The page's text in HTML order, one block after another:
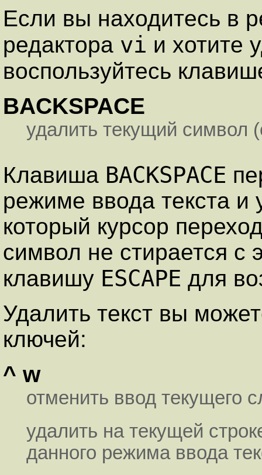
Если вы находитесь в
редактора vi и хотите
воспользуйтесь
BACKSPACE
удалить текущий символ
Клавиша BACKSPACE
режиме ввода текста
который курсор
символ не стирается с
клавишу ESCAPE для
Удалить текст вы
ключей:
^ w
отменить ввод текущего
удалить на текущей
данного режима ввода